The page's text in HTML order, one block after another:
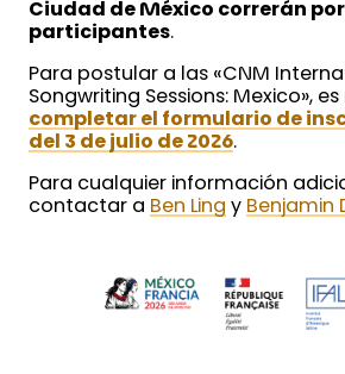
Ciudad de México correrán
participantes.
Para postular a las «CNM
Songwriting Sessions: Mexico»,
completar el formulario de
del 3 de julio de 2026.
Para cualquier información
contactar a Ben Ling y Benjamin